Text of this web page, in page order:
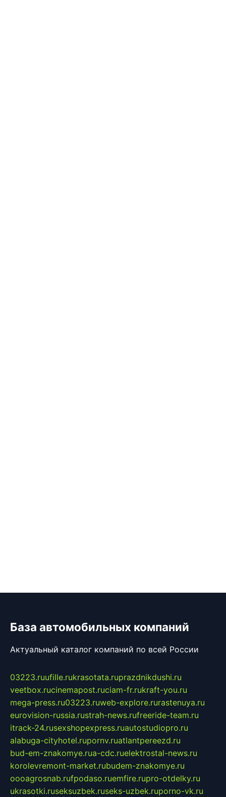
База автомобильных компаний
Актуальный каталог компаний по всей России
03223.ruufille.rukrasotata.ruprazdnikdushi.ru
veetbox.rucinemapost.ruciam-fr.rukraft-you.ru
mega-press.ru03223.ruweb-explore.rurastenuya.ru
eurovision-russia.rustrah-news.rufreeride-team.ru
itrack-24.rusexshopexpress.ruautostudiopro.ru
alabuga-cityhotel.rupornv.ruatlantpereezd.ru
bud-em-znakomye.rua-cdc.ruelektrostal-news.ru
korolevremont-market.rubudem-znakomye.ru
oooagrosnab.rufpodaso.ruemfire.rupro-otdelky.ru
ukrasotki.ruseksuzbek.ruseks-uzbek.ruporno-vk.ru